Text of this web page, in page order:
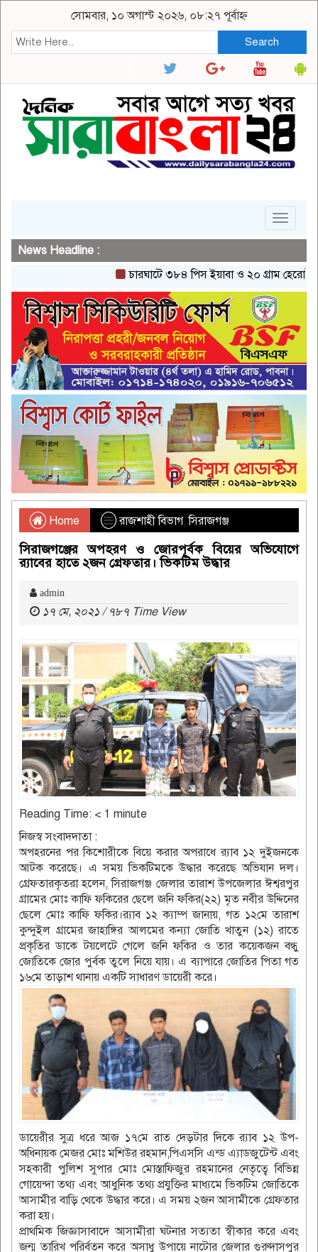
সোমবার, ১০ অগাস্ট ২০২৬, ০৮:২৭ পূর্বাহ্ন
Search
Toggle
News Headline :
চারঘাটে ৩৮৪ পিস ইয়াবা ও ২০ গ্রাম হেরোইনসহ
Home রাজশাহী বিভাগ,সিরাজগঞ্জ
সিরাজগঞ্জের অপহরণ ও জোরপূর্বক বিয়ের অভিযোগে
র‌্যাবের হাতে ২জন গ্রেফতার। ভিকটিম উদ্ধার
admin
১৭ মে, ২০২১ / ৭৮৭ Time View
Reading Time: < 1 minute
নিজস্ব সংবাদদাতা :
অপহরনের পর কিশোরীকে বিয়ে করার অপরাধে র‌্যাব ১২ দুইজনকে
আটক করেছে। এ সময় ভিকটিমকে উদ্ধার করেছে অভিযান দল।
গ্রেফতারকৃতরা হলেন, সিরাজগঞ্জ জেলার তারাশ উপজেলার ঈশ্বরপুর
গ্রামের মোঃ কাফি ফকিরের ছেলে জনি ফকির(২২) মৃত নবীর উদ্দিনের
ছেলে মোঃ কাফি ফকির।র‌্যাব ১২ ক্যাম্প জানায়, গত ১২মে তারাশ
কুন্দুইল গ্রামের জাহাঙ্গির আলমের কন্যা জোতি খাতুন (১২) রাতে
প্রকৃতির ডাকে টয়লেটে গেলে জনি ফকির ও তার কয়েকজন বন্ধু
জোতিকে জোর পুর্বক তুলে নিয়ে যায়। এ ব্যাপারে জোতির পিতা গত
১৬মে তাড়াশ থানায় একটি সাধারণ ডায়েরী করে।
ডায়েরীর সুত্র ধরে আজ ১৭মে রাত দেড়টার দিকে র‌্যাব ১২ উপ-
অধিনায়ক মেজর মোঃ মশিউর রহমান,পিএসসি এন্ড এ্যাডজুটেন্ট এবং
সহকারী পুলিশ সুপার মোঃ মোস্তাফিজুর রহমানের নেতৃত্বে বিভিন্ন
গোয়েন্দা তথ্য এবং আধুনিক তথ্য প্রযুক্তির মাধ্যমে ভিকটিম জোতিকে
আসামীর বাড়ি থেকে উদ্ধার করে। এ সময় ২জন আসামীকে গ্রেফতার
করা হয়।
প্রাথমিক জিজ্ঞাসাবাদে আসামীরা ঘটনার সত্যতা স্বীকার করে এবং
জন্ম তারিখ পরির্বতন করে অসাধু উপায়ে নাটোর জেলার গুরুদাসপুর